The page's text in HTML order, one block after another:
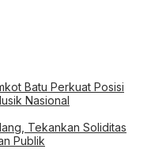
Batu Perkuat Posisi
Nasional
Tekankan Soliditas
Publik